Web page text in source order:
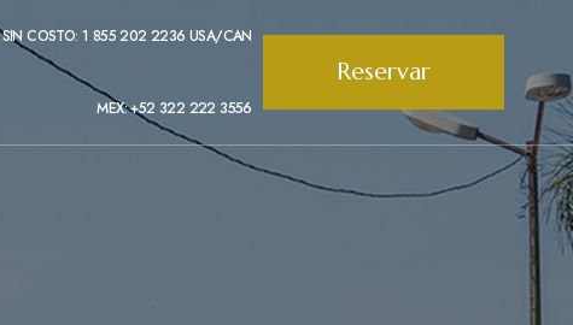
SIN COSTO: 1 855 202 2236 USA/CAN
MEX: +52 322 222 3556
Reservar